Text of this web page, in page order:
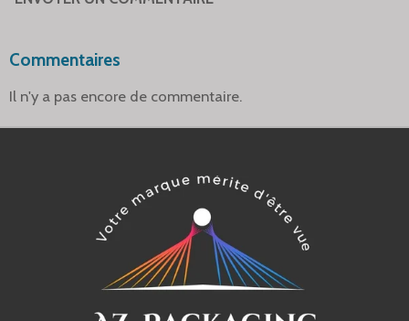
Commentaires
Il n'y a pas encore de commentaire.